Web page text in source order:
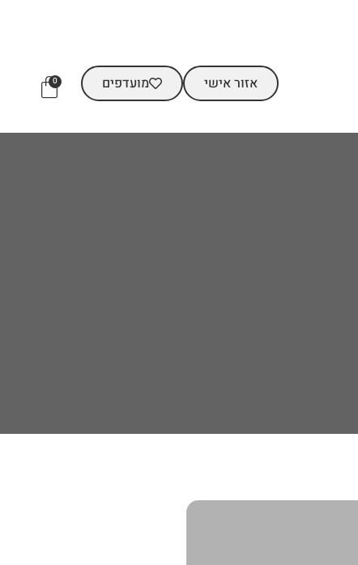
אזור אישי מועדפים 0